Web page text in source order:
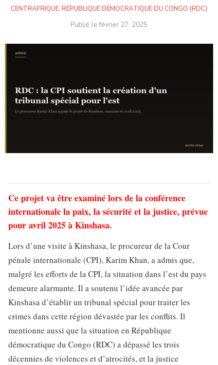
CENTRAFRIQUE, RÉPUBLIQUE DÉMOCRATIQUE DU CONGO (RDC)
Publié lefévrier 27, 2025
Ce projet va être examiné lors de la conférence
internationale la paix, la sécurité et la justice, prévue
pour avril 2025 à Kinshasa.
Lors d’une visite à Kinshasa, le procureur de la Cour
pénale internationale (CPI), Karim Khan, a admis que,
malgré les efforts de la CPI, la situation dans l’est du pays
demeure alarmante. Il a soutenu l’idée avancée par
Kinshasa d’établir un tribunal spécial pour traiter les
crimes dans cette région dévastée par les conflits. Il
mentionne aussi que la situation en République
démocratique du Congo (RDC) a dépassé les trois
décennies de violences et d’atrocités, et la justice